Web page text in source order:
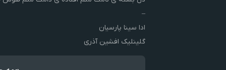
–
ادا سینا پارسیان
گلینلیک افشین آذری